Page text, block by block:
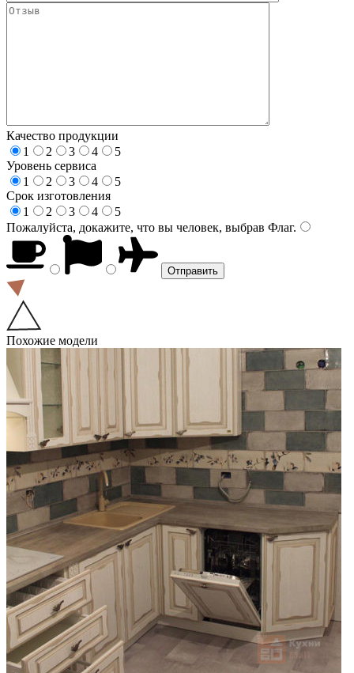
Качество продукции
1
2 3 4
5
Уровень сервиса
1
2 3 4
5
Срок изготовления
1
2 3 4
5
Пожалуйста, докажите, что вы человек, выбрав Флаг.
Похожие модели